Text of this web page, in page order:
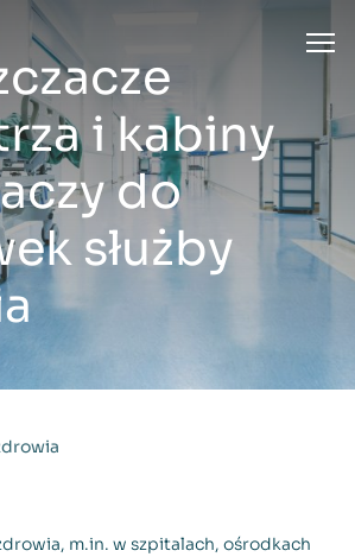
i kabiny
do
służby
m.in. w szpitalach, ośrodkach